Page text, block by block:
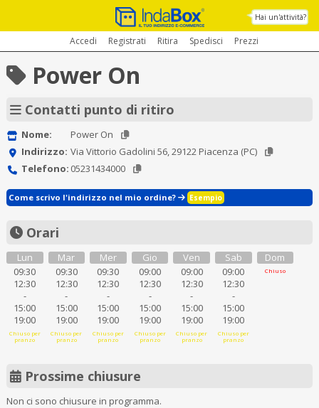
Hai un'attività?
Accedi Registrati Ritira Spedisci Prezzi
Power On
Contatti punto di ritiro
Nome:
Power On
Indirizzo: Via Vittorio Gadolini 56, 29122 Piacenza (PC)
Telefono: 05231434000
Come scrivo l'indirizzo nel mio ordine? Esempio
Orari
Lun
09:30
12:30
-
15:00
19:00
Chiuso per
pranzo
Mar
09:30
12:30
-
15:00
19:00
Chiuso per
pranzo
Mer
09:30
12:30
-
15:00
19:00
Chiuso per
pranzo
Gio
09:00
12:30
-
15:00
19:00
Chiuso per
pranzo
Ven
09:00
12:30
-
15:00
19:00
Chiuso per
pranzo
Sab
09:00
12:30
-
15:00
19:00
Chiuso per
pranzo
Dom
Chiuso
Prossime chiusure
Non ci sono chiusure in programma.